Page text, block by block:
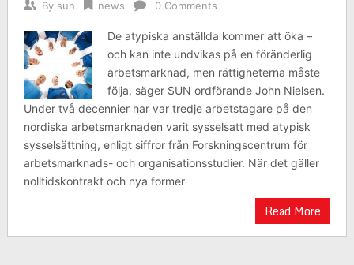
By sun news 0 Comments
De atypiska anställda kommer att öka –
och kan inte undvikas på en föränderlig
arbetsmarknad, men rättigheterna måste
följa, säger SUN ordförande John Nielsen.
Under två decennier har var tredje arbetstagare på den
nordiska arbetsmarknaden varit sysselsatt med atypisk
sysselsättning, enligt siffror från Forskningscentrum för
arbetsmarknads- och organisationsstudier. När det gäller
nolltidskontrakt och nya former
Read More